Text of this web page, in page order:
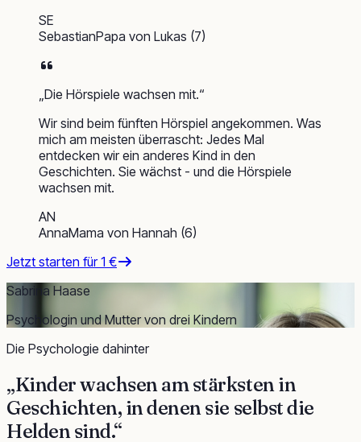
SE
SebastianPapa von Lukas (7)
Die Hörspiele wachsen mit.“
Wir sind beim fünften Hörspiel angekommen. Was
mich am meisten überrascht: Jedes Mal
entdecken wir ein anderes Kind in den
Geschichten. Sie wächst - und die Hörspiele
wachsen mit.
AN
AnnaMama von Hannah (6)
Jetzt starten für 1 €
Sabrina Haase
Psychologin und Mutter von drei Kindern
Die Psychologie dahinter
„Kinder wachsen am stärksten in
Geschichten, in denen sie selbst die
Helden sind.“